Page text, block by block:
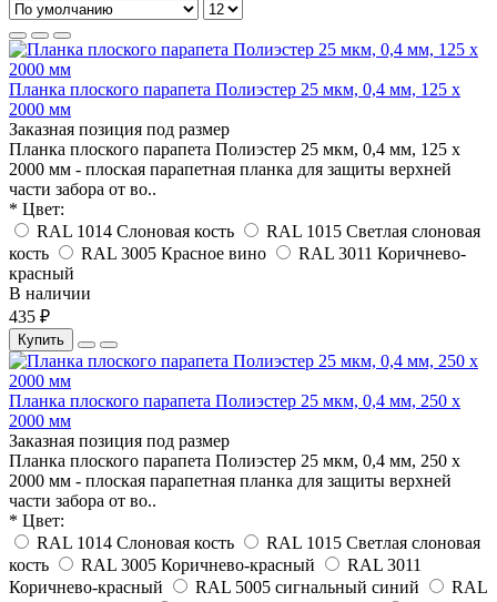
Планка плоского парапета Полиэстер 25 мкм, 0,4 мм, 125 x
2000 мм
Заказная позиция под размер
Планка плоского парапета Полиэстер 25 мкм, 0,4 мм, 125 x
2000 мм - плоская парапетная планка для защиты верхней
части забора от во..
* Цвет:
RAL 1014 Слоновая кость
RAL 1015 Светлая слоновая
кость
RAL 3005 Красное вино
RAL 3011 Коричнево-
красный
В наличии
435 ₽
Купить
Планка плоского парапета Полиэстер 25 мкм, 0,4 мм, 250 x
2000 мм
Заказная позиция под размер
Планка плоского парапета Полиэстер 25 мкм, 0,4 мм, 250 x
2000 мм - плоская парапетная планка для защиты верхней
части забора от во..
* Цвет:
RAL 1014 Слоновая кость
RAL 1015 Светлая слоновая
кость
RAL 3005 Коричнево-красный
RAL 3011
Коричнево-красный
RAL 5005 сигнальный синий
RAL